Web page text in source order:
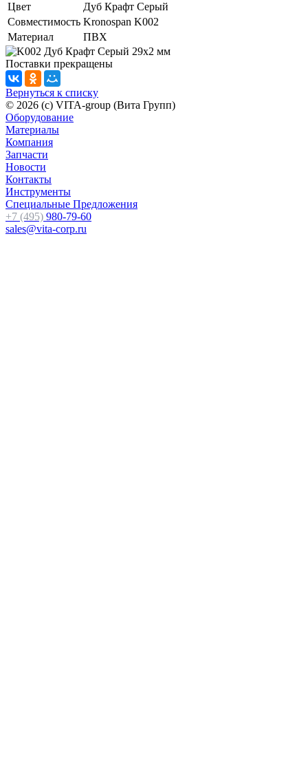
Цвет
Дуб Крафт Серый
Совместимость Kronospan K002
Материал
ПВХ
Поставки прекращены
Вернуться к списку
© 2026 (c) VITA-group (Вита Групп)
Оборудование
Материалы
Компания
Запчасти
Новости
Контакты
Инструменты
Специальные Предложения
+7 (495) 980-79-60
sales@vita-corp.ru